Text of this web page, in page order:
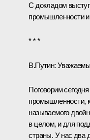
С докладом
промышленности и
* * *
В.Путин:
Поговорим
промышленности,
называемого
в целом, и для
страны. У нас два